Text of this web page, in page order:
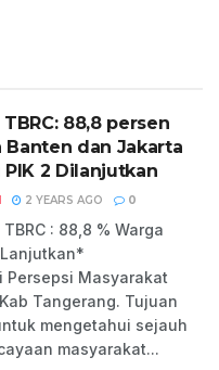
88,8 persen
Banten dan Jakarta
2 Dilanjutkan
2 YEARS AGO 0
: 88,8 % Warga
Persepsi Masyarakat
Tangerang. Tujuan
mengetahui sejauh
masyarakat...